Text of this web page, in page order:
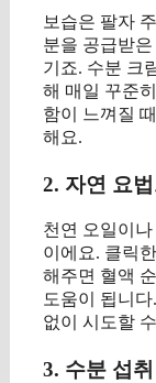
보습은 팔자
분을 공급받
기죠. 수분 크
해 매일 꾸준
함이 느껴질
해요.
2. 자연 요
천연 오일이
이에요. 클릭
해주면 혈액
도움이 됩니
없이 시도할
3. 수분 섭취